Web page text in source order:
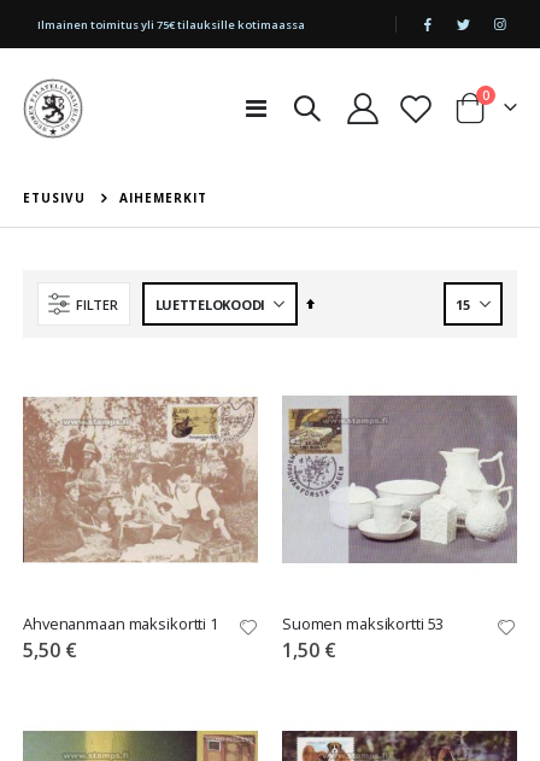
|
Ilmainen toimitus yli 75€ tilauksille kotimaassa
Toggle
Cart
0tuotetta
ETUSIVU AIHEMERKIT
FILTER
Aseta
Ahvenanmaan maksikortti 1
5,50 €
Suomen maksikortti 53
1,50 €